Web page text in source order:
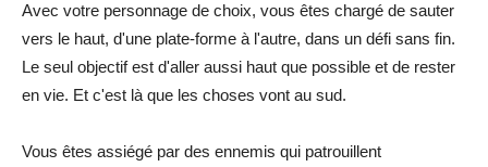
Avec votre personnage de choix, vous êtes chargé de sauter
vers le haut, d'une plate-forme à l'autre, dans un défi sans fin.
Le seul objectif est d'aller aussi haut que possible et de rester
en vie. Et c'est là que les choses vont au sud.
Vous êtes assiégé par des ennemis qui patrouillent